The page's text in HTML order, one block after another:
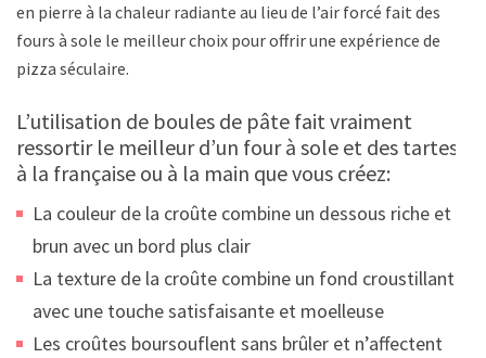
en pierre à la chaleur radiante au lieu de l’air forcé fait des
fours à sole le meilleur choix pour offrir une expérience de
pizza séculaire.
L’utilisation de boules de pâte fait vraiment
ressortir le meilleur d’un four à sole et des tartes
à la française ou à la main que vous créez:
La couleur de la croûte combine un dessous riche et
brun avec un bord plus clair
La texture de la croûte combine un fond croustillant
avec une touche satisfaisante et moelleuse
Les croûtes boursouflent sans brûler et n’affectent